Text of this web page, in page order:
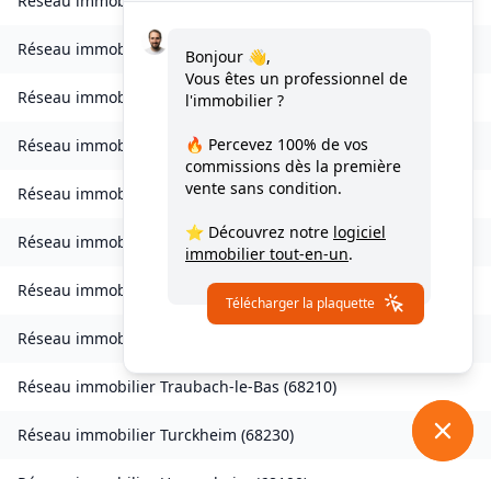
Réseau immobilierSierentz(68510
Réseau immobilier Sondernach(68380
Réseau immobilier Soppe-le-Bas(68780)
Réseau immobilier Staffelfelden( 68850)
Réseau immobilier Storckensohn( 68470)
Réseau immobilier Tagolsheim
Réseau immobilier
Réseau immobilier Traubach-le-Bas (68210)
Réseau immobilier Turckheim (68230)
Bonjour 👋,
Vous êtes un professionnel de
l'immobilier ?
🔥 Percevez 100% de vos
commissions dès la première
vente sans condition.
⭐ Découvrez notre logiciel
immobilier tout-en-un.
Télécharger la plaquette